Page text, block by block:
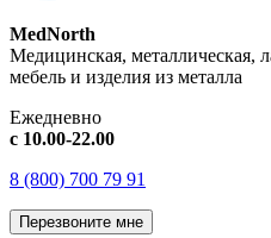
MedNorth
Медицинская, металлическая,
мебель и изделия из металла
Ежедневно
с 10.00-22.00
8 (800) 700 79 91
Перезвоните мне